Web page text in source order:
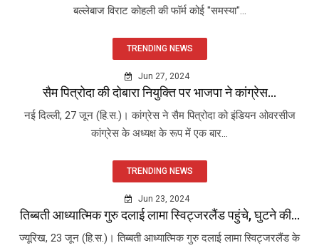
बल्लेबाज विराट कोहली की फॉर्म कोई "समस्या"...
TRENDING NEWS
Jun 27, 2024
सैम पित्रोदा की दोबारा नियुक्ति पर भाजपा ने कांग्रेस...
नई दिल्ली, 27 जून (हि.स.)। कांग्रेस ने सैम पित्रोदा को इंडियन ओवरसीज
कांग्रेस के अध्यक्ष के रूप में एक बार...
TRENDING NEWS
Jun 23, 2024
तिब्बती आध्यात्मिक गुरु दलाई लामा स्विट्जरलैंड पहुंचे, घुटने की...
ज्यूरिख, 23 जून (हि.स.)। तिब्बती आध्यात्मिक गुरु दलाई लामा स्विट्जरलैंड के